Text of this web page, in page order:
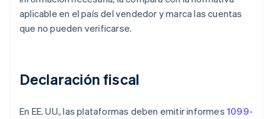
aplicable en el país del vendedor y marca las cuentas
que no pueden verificarse.
Declaración fiscal
En EE. UU., las plataformas deben emitir informes 1099-